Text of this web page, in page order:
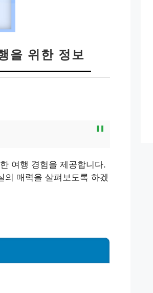
을 위한 정보
여행 경험을 제공합니다.
의 매력을 살펴보도록 하겠